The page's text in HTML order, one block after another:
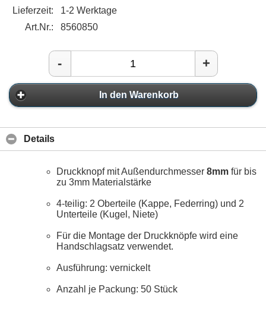
Lieferzeit:
1-2 Werktage
Art.Nr.:
8560850
- +
In den Warenkorb
Details
Druckknopf mit Außendurchmesser 8mm für bis
zu 3mm Materialstärke
4-teilig: 2 Oberteile (Kappe, Federring) und 2
Unterteile (Kugel, Niete)
Für die Montage der Druckknöpfe wird eine
Handschlagsatz verwendet.
Ausführung: vernickelt
Anzahl je Packung: 50 Stück